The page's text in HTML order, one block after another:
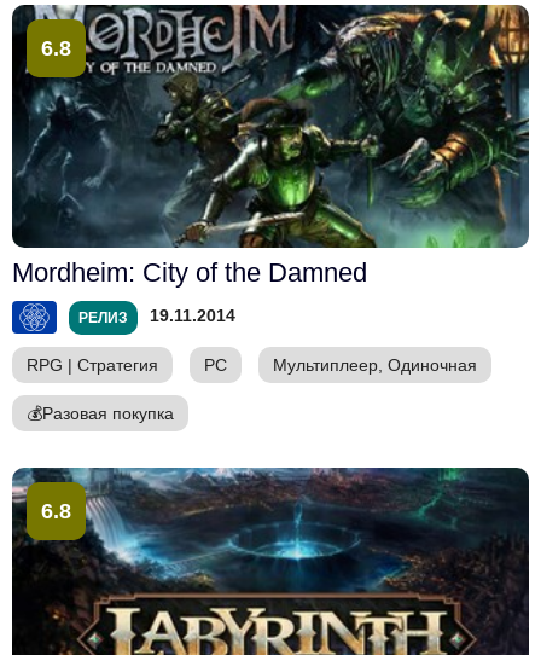
6.8
Mordheim: City of the Damned
РЕЛИЗ 19.11.2014
RPG | Стратегия PC Мультиплеер, Одиночная
💰Разовая покупка
6.8